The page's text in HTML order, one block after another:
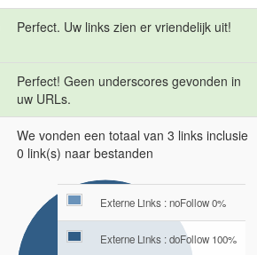
Perfect. Uw links zien er vriendelijk uit!
Perfect! Geen underscores gevonden in
uw URLs.
We vonden een totaal van 3 links inclusie
0 link(s) naar bestanden
Externe Links : noFollow 0%
Externe Links : doFollow 100%